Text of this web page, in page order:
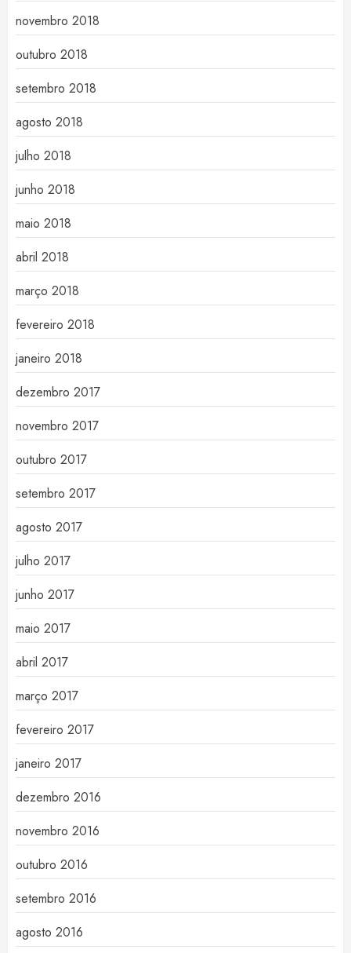
novembro 2018
outubro 2018
setembro 2018
agosto 2018
julho 2018
junho 2018
maio 2018
abril 2018
março 2018
fevereiro 2018
janeiro 2018
dezembro 2017
novembro 2017
outubro 2017
setembro 2017
agosto 2017
julho 2017
junho 2017
maio 2017
abril 2017
março 2017
fevereiro 2017
janeiro 2017
dezembro 2016
novembro 2016
outubro 2016
setembro 2016
agosto 2016